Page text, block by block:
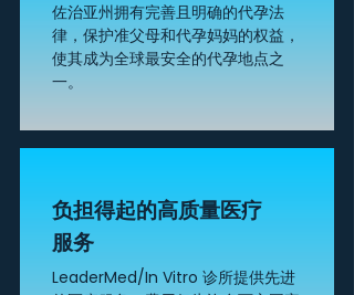
佐治亚州拥有完善且明确的代孕法
律，保护准父母和代孕妈妈的权益，
使其成为全球最安全的代孕地点之
一。
负担得起的高质量医疗
服务
LeaderMed/In Vitro 诊所提供先进